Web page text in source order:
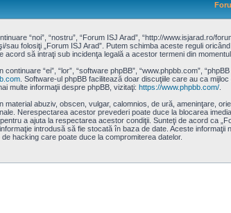
“noi”, “nostru”, “Forum ISJ Arad”, “http://www.isjarad.ro/
sau folosiţi „Forum ISJ Arad”. Putem schimba aceste reguli
acord să intraţi sub incidenţa legală a acestor termeni din momentul
“ei”, “lor”, “software phpBB”, “www.phpbb.com”,
. Software-ul phpBB facilitează doar discuţiile care au ca
multe informaţii despre phpBB, vizitaţi: https://www.phpbb.com/.
material abuziv, obscen, vulgar, calomnios, de ură, ameninţare,
Nerespectarea acestor prevederi poate duce la blocarea
a ajuta la respectarea acestor condiţii. Sunteţi de acord ca
introdusă să fie stocată în baza de date. Aceste
hacking care poate duce la compromiterea datelor.